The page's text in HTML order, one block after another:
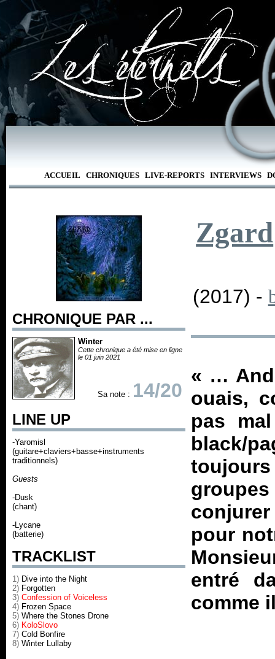
ACCUEIL CHRONIQUES LIVE-REPORTS INTERVIEWS
CHRONIQUE PAR ...
Winter
Cette chronique a été mise en ligne
le 01 juin 2021
Sa note : 14/20
LINE UP
-Yaromisl
(guitare+claviers+basse+instruments
traditionnels)
Guests
-Dusk
(chant)
-Lycane
(batterie)
TRACKLIST
1) Dive into the Night
2) Forgotten
3) Confession of Voiceless
4) Frozen Space
5) Where the Stones Drone
6) KoloSlovo
7) Cold Bonfire
8) Winter Lullaby
Zgard
(2017) -
« …
ouais,
pas
black/
pour
entré
comme